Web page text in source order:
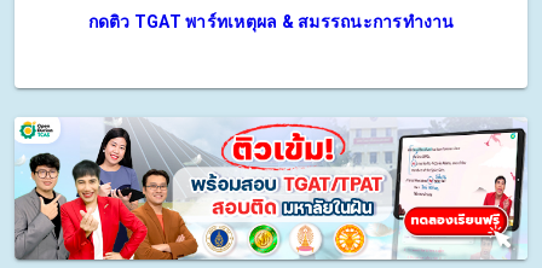
กดติว TGAT พาร์ทเหตุผล & สมรรถนะการทำงาน